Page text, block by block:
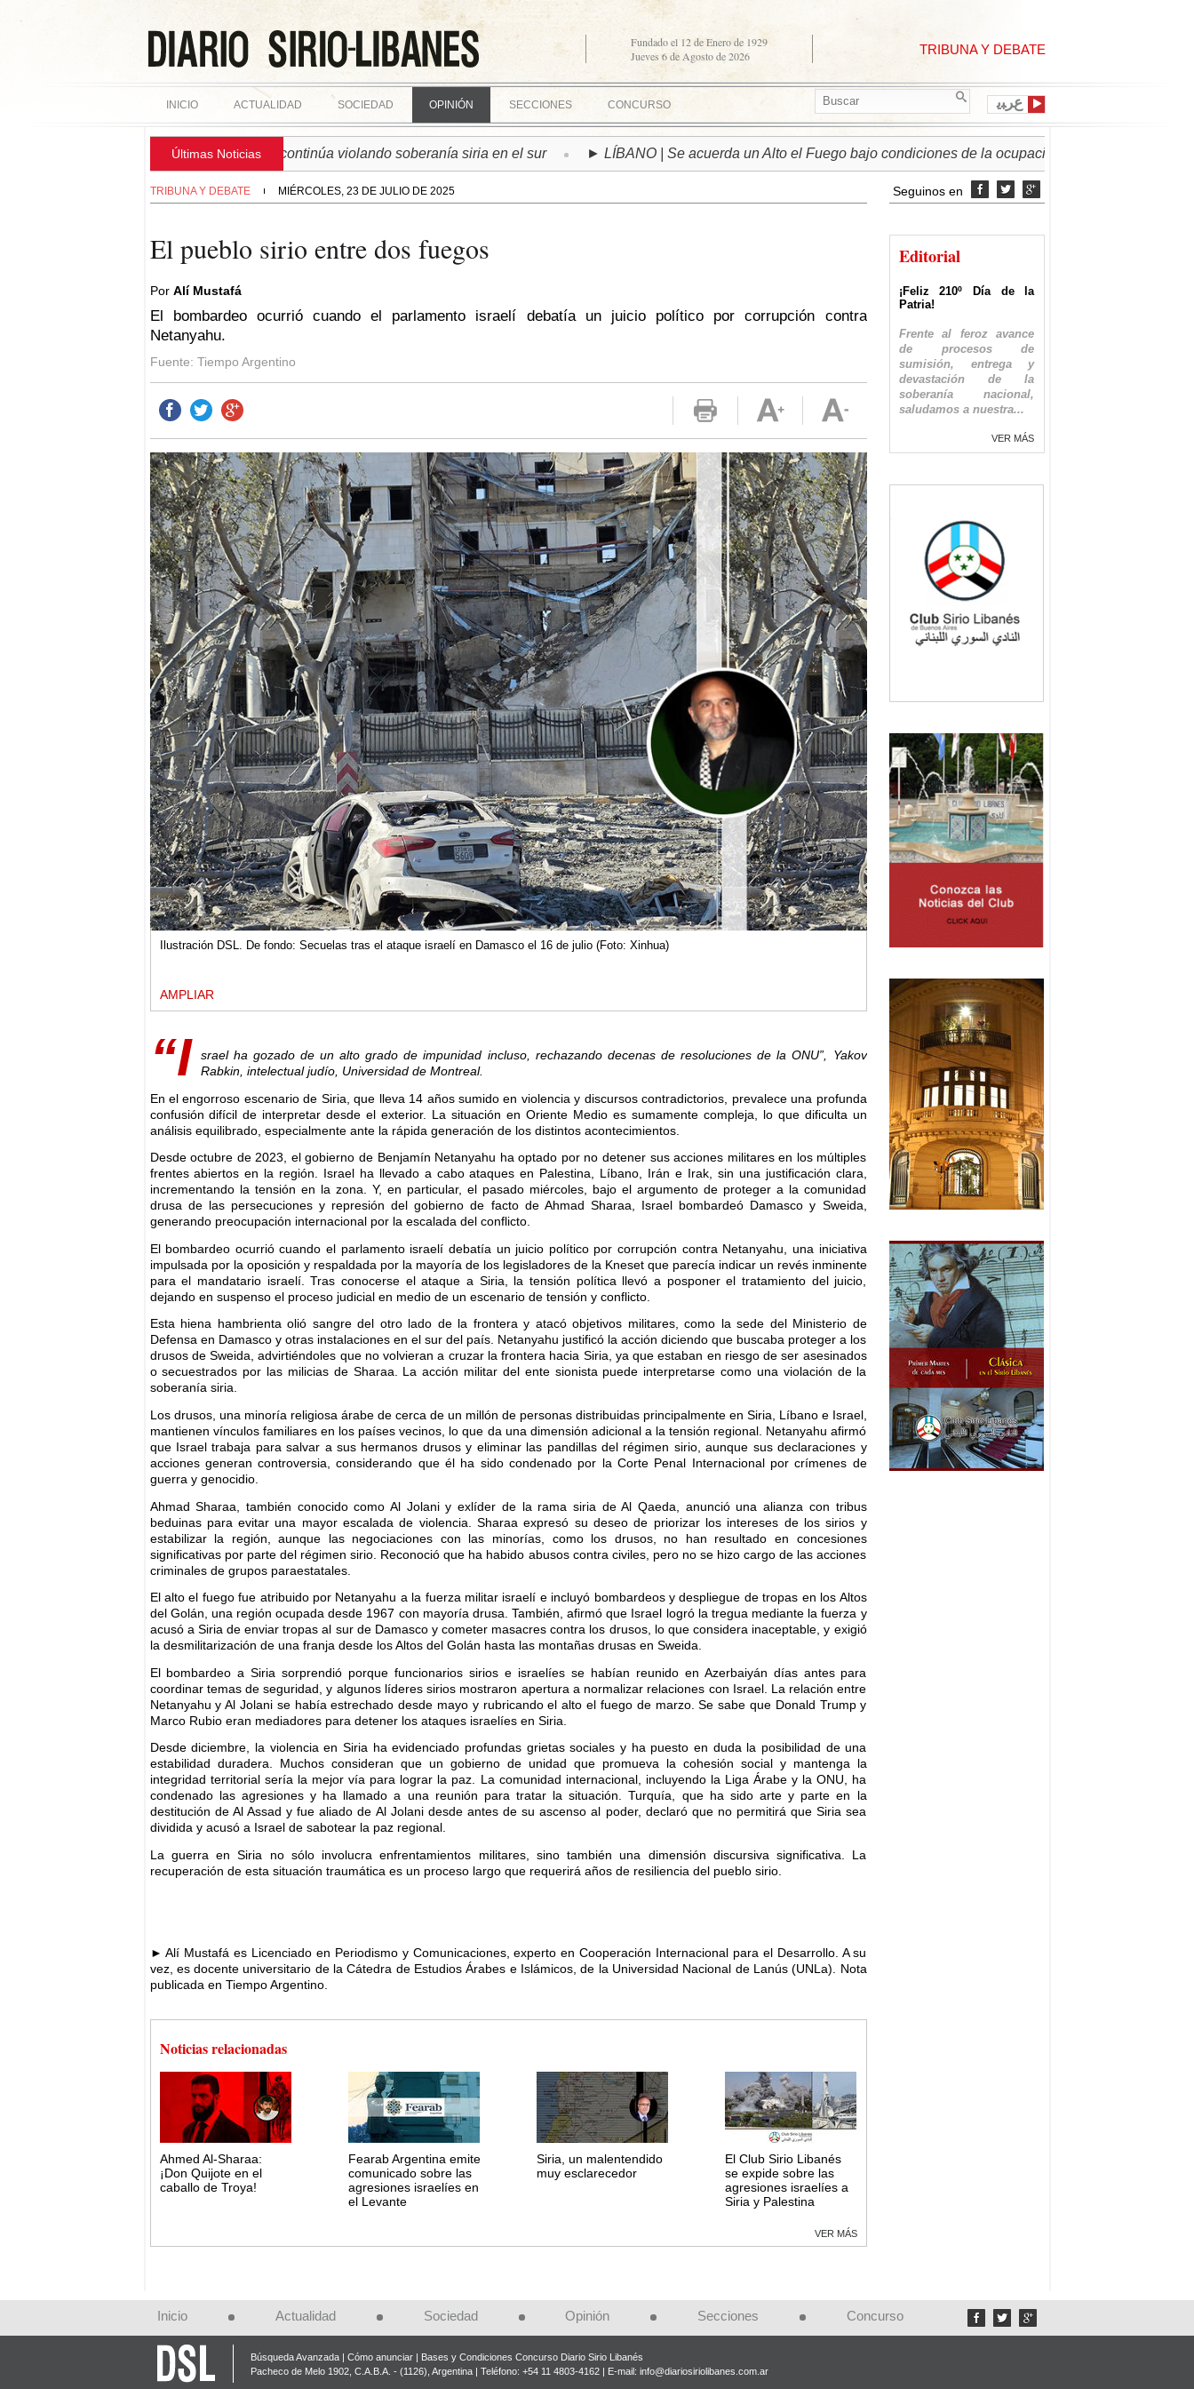
Fundado el 12 de Enero de 1929
Jueves 6 de Agosto de 2026
TRIBUNA Y DEBATE
ﻉﺮﺒﻳ INICIO ACTUALIDAD SOCIEDAD OPINIÓN SECCIONES CONCURSO
Últimas Noticias
► SIRIA | Régimen israelí continúa violando soberanía siria en el sur ► LÍBANO | Se acuerda un Alto el Fuego bajo condiciones de la ocupación israelí
TRIBUNA Y DEBATE MIÉRCOLES, 23 DE JULIO DE 2025
El pueblo sirio entre dos fuegos
Por Alí Mustafá
El bombardeo ocurrió cuando el parlamento israelí debatía un juicio político por corrupción contra
Netanyahu.
Fuente: Tiempo Argentino
Ilustración DSL. De fondo: Secuelas tras el ataque israelí en Damasco el 16 de julio (Foto: Xinhua)
AMPLIAR
“I
srael ha gozado de un alto grado de impunidad incluso, rechazando decenas de resoluciones de la ONU”, Yakov
Rabkin, intelectual judío, Universidad de Montreal.
En el engorroso escenario de Siria, que lleva 14 años sumido en violencia y discursos contradictorios, prevalece una profunda
confusión difícil de interpretar desde el exterior. La situación en Oriente Medio es sumamente compleja, lo que dificulta un
análisis equilibrado, especialmente ante la rápida generación de los distintos acontecimientos.
Desde octubre de 2023, el gobierno de Benjamín Netanyahu ha optado por no detener sus acciones militares en los múltiples
frentes abiertos en la región. Israel ha llevado a cabo ataques en Palestina, Líbano, Irán e Irak, sin una justificación clara,
incrementando la tensión en la zona. Y, en particular, el pasado miércoles, bajo el argumento de proteger a la comunidad
drusa de las persecuciones y represión del gobierno de facto de Ahmad Sharaa, Israel bombardeó Damasco y Sweida,
generando preocupación internacional por la escalada del conflicto.
El bombardeo ocurrió cuando el parlamento israelí debatía un juicio político por corrupción contra Netanyahu, una iniciativa
impulsada por la oposición y respaldada por la mayoría de los legisladores de la Kneset que parecía indicar un revés inminente
para el mandatario israelí. Tras conocerse el ataque a Siria, la tensión política llevó a posponer el tratamiento del juicio,
dejando en suspenso el proceso judicial en medio de un escenario de tensión y conflicto.
Esta hiena hambrienta olió sangre del otro lado de la frontera y atacó objetivos militares, como la sede del Ministerio de
Defensa en Damasco y otras instalaciones en el sur del país. Netanyahu justificó la acción diciendo que buscaba proteger a los
drusos de Sweida, advirtiéndoles que no volvieran a cruzar la frontera hacia Siria, ya que estaban en riesgo de ser asesinados
o secuestrados por las milicias de Sharaa. La acción militar del ente sionista puede interpretarse como una violación de la
soberanía siria.
Los drusos, una minoría religiosa árabe de cerca de un millón de personas distribuidas principalmente en Siria, Líbano e Israel,
mantienen vínculos familiares en los países vecinos, lo que da una dimensión adicional a la tensión regional. Netanyahu afirmó
que Israel trabaja para salvar a sus hermanos drusos y eliminar las pandillas del régimen sirio, aunque sus declaraciones y
acciones generan controversia, considerando que él ha sido condenado por la Corte Penal Internacional por crímenes de
guerra y genocidio.
Ahmad Sharaa, también conocido como Al Jolani y exlíder de la rama siria de Al Qaeda, anunció una alianza con tribus
beduinas para evitar una mayor escalada de violencia. Sharaa expresó su deseo de priorizar los intereses de los sirios y
estabilizar la región, aunque las negociaciones con las minorías, como los drusos, no han resultado en concesiones
significativas por parte del régimen sirio. Reconoció que ha habido abusos contra civiles, pero no se hizo cargo de las acciones
criminales de grupos paraestatales.
El alto el fuego fue atribuido por Netanyahu a la fuerza militar israelí e incluyó bombardeos y despliegue de tropas en los Altos
del Golán, una región ocupada desde 1967 con mayoría drusa. También, afirmó que Israel logró la tregua mediante la fuerza y
acusó a Siria de enviar tropas al sur de Damasco y cometer masacres contra los drusos, lo que considera inaceptable, y exigió
la desmilitarización de una franja desde los Altos del Golán hasta las montañas drusas en Sweida.
El bombardeo a Siria sorprendió porque funcionarios sirios e israelíes se habían reunido en Azerbaiyán días antes para
coordinar temas de seguridad, y algunos líderes sirios mostraron apertura a normalizar relaciones con Israel. La relación entre
Netanyahu y Al Jolani se había estrechado desde mayo y rubricando el alto el fuego de marzo. Se sabe que Donald Trump y
Marco Rubio eran mediadores para detener los ataques israelíes en Siria.
Desde diciembre, la violencia en Siria ha evidenciado profundas grietas sociales y ha puesto en duda la posibilidad de una
estabilidad duradera. Muchos consideran que un gobierno de unidad que promueva la cohesión social y mantenga la
integridad territorial sería la mejor vía para lograr la paz. La comunidad internacional, incluyendo la Liga Árabe y la ONU, ha
condenado las agresiones y ha llamado a una reunión para tratar la situación. Turquía, que ha sido arte y parte en la
destitución de Al Assad y fue aliado de Al Jolani desde antes de su ascenso al poder, declaró que no permitirá que Siria sea
dividida y acusó a Israel de sabotear la paz regional.
La guerra en Siria no sólo involucra enfrentamientos militares, sino también una dimensión discursiva significativa. La
recuperación de esta situación traumática es un proceso largo que requerirá años de resiliencia del pueblo sirio.
► Alí Mustafá es Licenciado en Periodismo y Comunicaciones, experto en Cooperación Internacional para el Desarrollo. A su
vez, es docente universitario de la Cátedra de Estudios Árabes e Islámicos, de la Universidad Nacional de Lanús (UNLa). Nota
publicada en Tiempo Argentino.
Noticias relacionadas
Ahmed Al-Sharaa:
¡Don Quijote en el
caballo de Troya!
Fearab Argentina emite
comunicado sobre las
agresiones israelíes en
el Levante
Siria, un malentendido
muy esclarecedor
El Club Sirio Libanés
se expide sobre las
agresiones israelíes a
Siria y Palestina
VER MÁS
Seguinos en   
Editorial
¡Feliz 210º Día de la
Patria!
Frente al feroz avance
de procesos de
sumisión, entrega y
devastación de la
soberanía nacional,
saludamos a nuestra...
VER MÁS
  
Inicio Actualidad Sociedad Opinión Secciones Concurso
Búsqueda Avanzada Cómo anunciar
Bases y Condiciones Concurso Diario Sirio Libanés
Pacheco de Melo 1902, C.A.B.A. - (1126), Argentina | Teléfono: +54 11 4803-4162 | E-mail: info@diariosiriolibanes.com.ar